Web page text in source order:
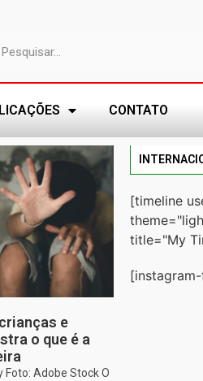
CONTATO
e
o que é a
Foto: Adobe Stock O
[timeline
title="My